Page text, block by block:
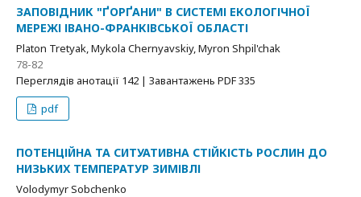
ЗАПОВІДНИК "ҐОРҐАНИ" В СИСТЕМІ ЕКОЛОГІЧНОЇ
МЕРЕЖІ ІВАНО-ФРАНКІВСЬКОЇ ОБЛАСТІ
Platon Tretyak, Mykola Chernyavskiy, Myron Shpil'chak
78-82
Переглядів анотації 142 | Завантажень PDF 335
pdf
ПОТЕНЦІЙНА ТА СИТУАТИВНА СТІЙКІСТЬ РОСЛИН ДО
НИЗЬКИХ ТЕМПЕРАТУР ЗИМІВЛІ
Volodymyr Sobchenko